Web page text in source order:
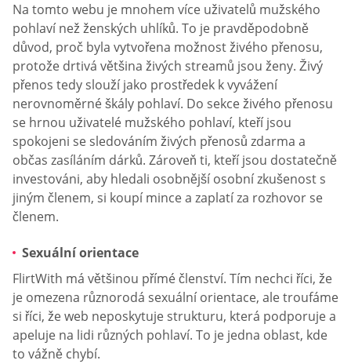
Na tomto webu je mnohem více uživatelů mužského
pohlaví než ženských uhlíků. To je pravděpodobně
důvod, proč byla vytvořena možnost živého přenosu,
protože drtivá většina živých streamů jsou ženy. Živý
přenos tedy slouží jako prostředek k vyvážení
nerovnoměrné škály pohlaví. Do sekce živého přenosu
se hrnou uživatelé mužského pohlaví, kteří jsou
spokojeni se sledováním živých přenosů zdarma a
občas zasíláním dárků. Zároveň ti, kteří jsou dostatečně
investováni, aby hledali osobnější osobní zkušenost s
jiným členem, si koupí mince a zaplatí za rozhovor se
členem.
Sexuální orientace
FlirtWith má většinou přímé členství. Tím nechci říci, že
je omezena různorodá sexuální orientace, ale troufáme
si říci, že web neposkytuje strukturu, která podporuje a
apeluje na lidi různých pohlaví. To je jedna oblast, kde
to vážně chybí.